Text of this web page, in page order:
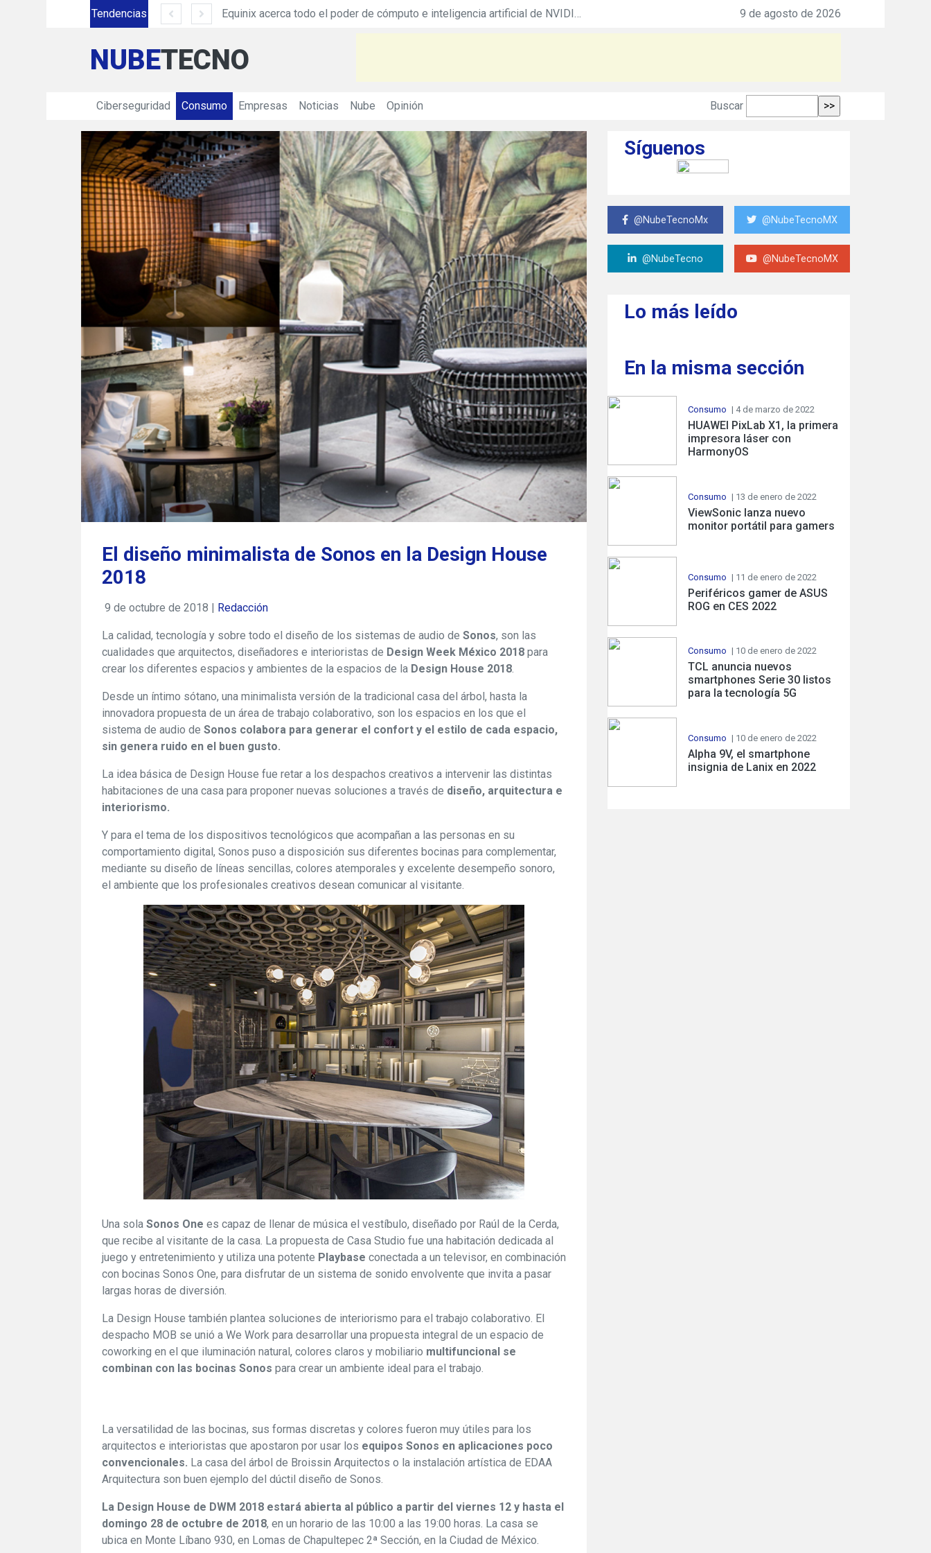
Tendencias Equinix acerca todo el poder de cómputo e inteligencia artificial de NVIDIA DGX con nuevo servicioSiemens colaborará en hoja de ruta de Net Zero Production de Heineken9 de agosto de 2026
NUBETECNO
Ciberseguridad Consumo Empresas Noticias Nube Opinión Buscar
El diseño minimalista de Sonos en la Design House
2018
9 de octubre de 2018 | Redacción
La calidad, tecnología y sobre todo el diseño de los sistemas de audio de Sonos, son las
cualidades que arquitectos, diseñadores e interioristas de Design Week México 2018 para
crear los diferentes espacios y ambientes de la espacios de la Design House 2018.
Desde un íntimo sótano, una minimalista versión de la tradicional casa del árbol, hasta la
innovadora propuesta de un área de trabajo colaborativo, son los espacios en los que el
sistema de audio de Sonos colabora para generar el confort y el estilo de cada espacio,
sin genera ruido en el buen gusto.
La idea básica de Design House fue retar a los despachos creativos a intervenir las distintas
habitaciones de una casa para proponer nuevas soluciones a través de diseño, arquitectura e
interiorismo.
Y para el tema de los dispositivos tecnológicos que acompañan a las personas en su
comportamiento digital, Sonos puso a disposición sus diferentes bocinas para complementar,
mediante su diseño de líneas sencillas, colores atemporales y excelente desempeño sonoro,
el ambiente que los profesionales creativos desean comunicar al visitante.
Una sola Sonos One es capaz de llenar de música el vestíbulo, diseñado por Raúl de la Cerda,
que recibe al visitante de la casa. La propuesta de Casa Studio fue una habitación dedicada al
juego y entretenimiento y utiliza una potente Playbase conectada a un televisor, en combinación
con bocinas Sonos One, para disfrutar de un sistema de sonido envolvente que invita a pasar
largas horas de diversión.
La Design House también plantea soluciones de interiorismo para el trabajo colaborativo. El
despacho MOB se unió a We Work para desarrollar una propuesta integral de un espacio de
coworking en el que iluminación natural, colores claros y mobiliario multifuncional se
combinan con las bocinas Sonos para crear un ambiente ideal para el trabajo.
La versatilidad de las bocinas, sus formas discretas y colores fueron muy útiles para los
arquitectos e interioristas que apostaron por usar los equipos Sonos en aplicaciones poco
convencionales. La casa del árbol de Broissin Arquitectos o la instalación artística de EDAA
Arquitectura son buen ejemplo del dúctil diseño de Sonos.
La Design House de DWM 2018 estará abierta al público a partir del viernes 12 y hasta el
domingo 28 de octubre de 2018, en un horario de las 10:00 a las 19:00 horas. La casa se
ubica en Monte Líbano 930, en Lomas de Chapultepec 2ª Sección, en la Ciudad de México.
Síguenos
@NubeTecnoMx @NubeTecnoMX
@NubeTecno @NubeTecnoMX
Lo más leído
En la misma sección
Consumo | 4 de marzo de 2022
HUAWEI PixLab X1, la primera
impresora láser con
HarmonyOS
Consumo | 13 de enero de 2022
ViewSonic lanza nuevo
monitor portátil para gamers
Consumo | 11 de enero de 2022
Periféricos gamer de ASUS
ROG en CES 2022
Consumo | 10 de enero de 2022
TCL anuncia nuevos
smartphones Serie 30 listos
para la tecnología 5G
Consumo | 10 de enero de 2022
Alpha 9V, el smartphone
insignia de Lanix en 2022